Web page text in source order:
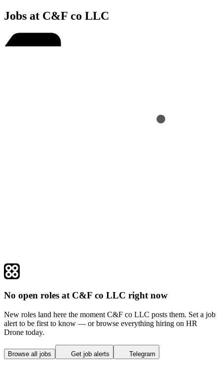
Jobs at C&F co LLC
No open roles at C&F co LLC right now
New roles land here the moment C&F co LLC posts them. Set a job
alert to be first to know — or browse everything hiring on HR
Drone today.
Browse all jobs Get job alerts Telegram